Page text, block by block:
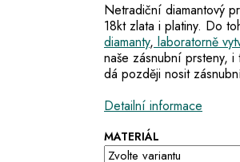
MATERIÁL
Netradiční diamantový
18kt zlata i platiny. Do
diamanty, laboratorně
naše zásnubní prsteny,
dá později nosit
Detailní informace